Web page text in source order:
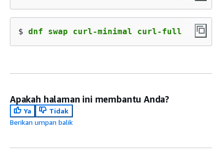
$ dnf swap curl-minimal curl-full
Apakah halaman ini membantu Anda?
Ya
Tidak
Berikan umpan balik